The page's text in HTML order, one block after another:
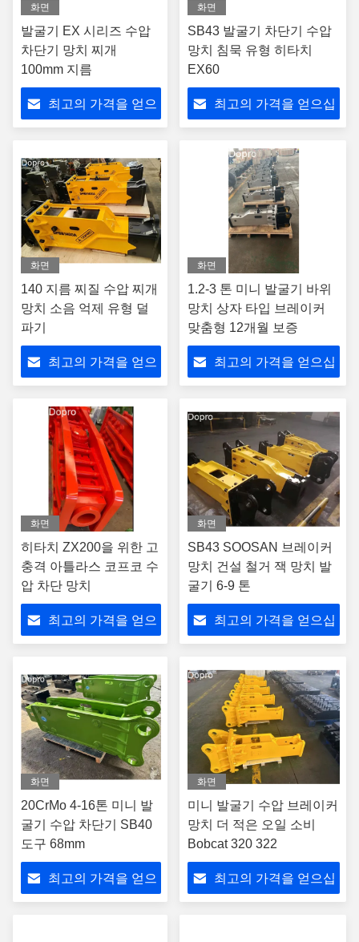
화면
발굴기 EX 시리즈 수압
차단기 망치 찌개
100mm 지름
최고의 가격을 얻으
화면
SB43 발굴기 차단기 수압
망치 침묵 유형 히타치
EX60
최고의 가격을 얻으십
화면
140 지름 찌질 수압 찌개
망치 소음 억제 유형 덜
파기
최고의 가격을 얻으
화면
1.2-3 톤 미니 발굴기 바위
망치 상자 타입 브레이커
맞춤형 12개월 보증
최고의 가격을 얻으십
화면
히타치 ZX200을 위한 고
충격 아틀라스 코프코 수
압 차단 망치
최고의 가격을 얻으
화면
SB43 SOOSAN 브레이커
망치 건설 철거 잭 망치 발
굴기 6-9 톤
최고의 가격을 얻으십
화면
20CrMo 4-16톤 미니 발
굴기 수압 차단기 SB40
도구 68mm
최고의 가격을 얻으
화면
미니 발굴기 수압 브레이커
망치 더 적은 오일 소비
Bobcat 320 322
최고의 가격을 얻으십